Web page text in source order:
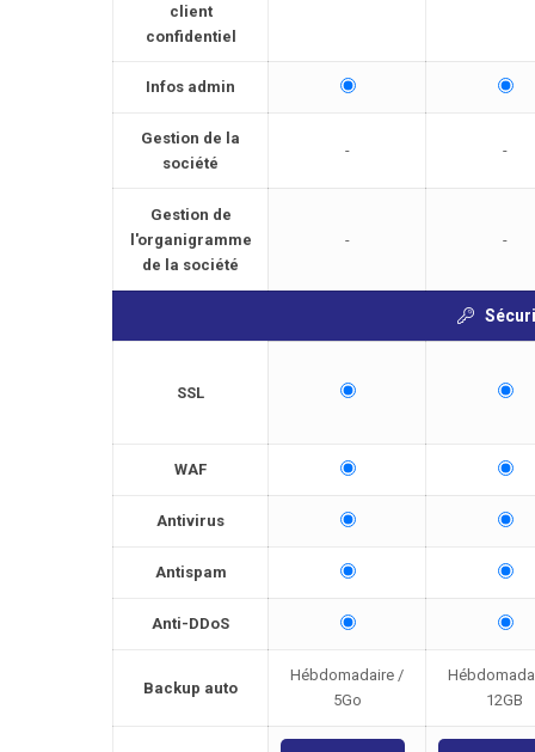
client
confidentiel
Infos admin
Gestion de la
société
- -
Gestion de
l'organigramme
de la société
- -
SSL
WAF
Antivirus
Antispam
Anti-DDoS
Backup auto
Hébdomadaire /
5Go
12GB